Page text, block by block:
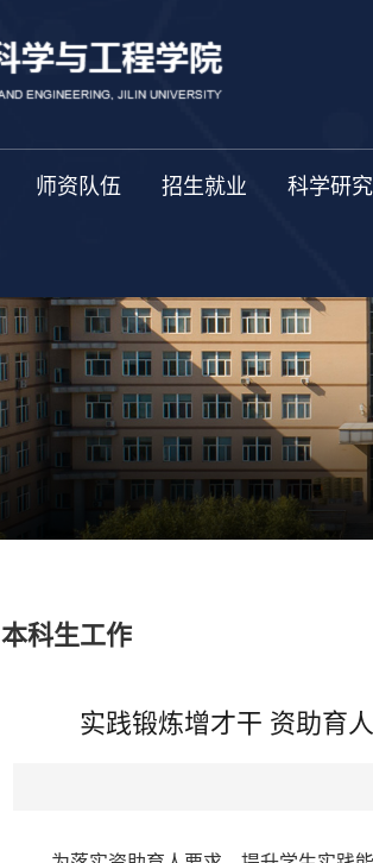
师资队伍 招生就业 科学研究
本科生工作
实践锻炼增才干 资助育